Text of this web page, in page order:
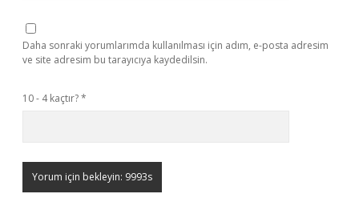
Daha sonraki yorumlarımda kullanılması için adım, e-posta adresim
ve site adresim bu tarayıcıya kaydedilsin.
10 - 4 kaçtır?*